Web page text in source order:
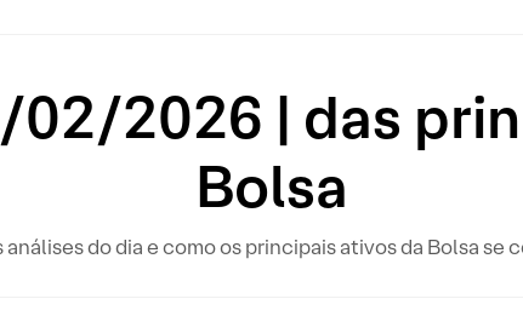
2026 | das
Bolsa
análises do dia e como os principais ativos da Bolsa se